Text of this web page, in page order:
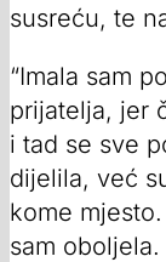
susreću, te
“Imala sam
prijatelja, jer
i tad se sve
dijelila, već
kome
sam